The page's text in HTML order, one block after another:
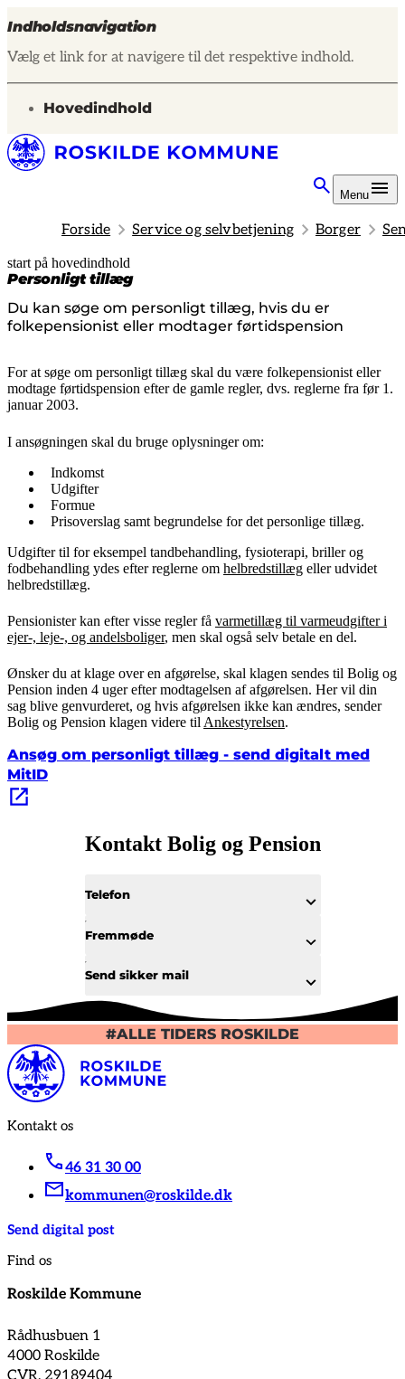
Indholdsnavigation
Vælg et link for at navigere til det respektive indhold.
gå til
Hovedindhold
Menu
Forside Service og selvbetjening Borger
start på hovedindhold
Personligt tillæg
Du kan søge om personligt tillæg, hvis du er
folkepensionist eller modtager førtidspension
senest opdateret 28. maj 2026
For at søge om personligt tillæg skal du være folkepensionist eller
modtage førtidspension efter de gamle regler, dvs. reglerne fra før 1.
januar 2003.
I ansøgningen skal du bruge oplysninger om:
Indkomst
Udgifter
Formue
Prisoverslag samt begrundelse for det personlige tillæg.
Udgifter til for eksempel tandbehandling, fysioterapi, briller og
fodbehandling ydes efter reglerne om helbredstillæg eller udvidet
helbredstillæg.
Pensionister kan efter visse regler få varmetillæg til varmeudgifter i
ejer-, leje-, og andelsboliger, men skal også selv betale en del.
Ønsker du at klage over en afgørelse, skal klagen sendes til Bolig og
Pension inden 4 uger efter modtagelsen af afgørelsen. Her vil din
sag blive genvurderet, og hvis afgørelsen ikke kan ændres, sender
Bolig og Pension klagen videre tilAnkestyrelsen.
Ansøg om personligt tillæg - send digitalt med
MitID
Kontakt Bolig og Pension
Telefon
Fremmøde
Send sikker mail
#ALLE TIDERS ROSKILDE
Kontakt os
46 31 30 00
kommunen@roskilde.dk
Send digital post
Find os
Roskilde Kommune
Rådhusbuen 1
4000 Roskilde
CVR. 29189404